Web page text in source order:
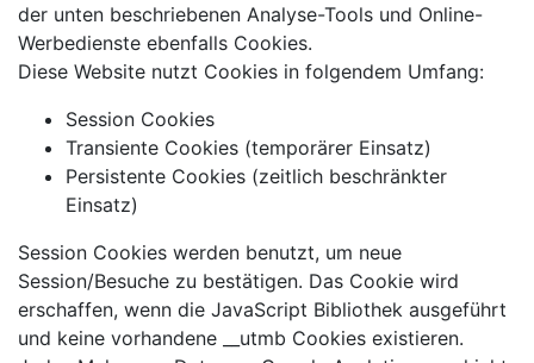
der unten beschriebenen Analyse-Tools und Online-
Werbedienste ebenfalls Cookies.
Diese Website nutzt Cookies in folgendem Umfang:
Session Cookies
Transiente Cookies (temporärer Einsatz)
Persistente Cookies (zeitlich beschränkter
Einsatz)
Session Cookies werden benutzt, um neue
Session/Besuche zu bestätigen. Das Cookie wird
erschaffen, wenn die JavaScript Bibliothek ausgeführt
und keine vorhandene __utmb Cookies existieren.